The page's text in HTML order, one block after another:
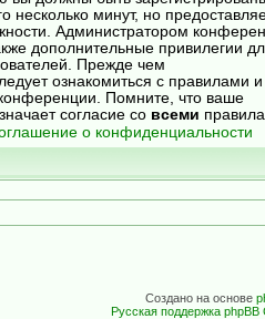
несколько минут, но
Администратором
дополнительные привилегии
Прежде чем
ознакомиться с правилами и
Помните, что ваше
согласие со всеми
о конфиденциальности
Создано на основе
Русская поддержка phpBB